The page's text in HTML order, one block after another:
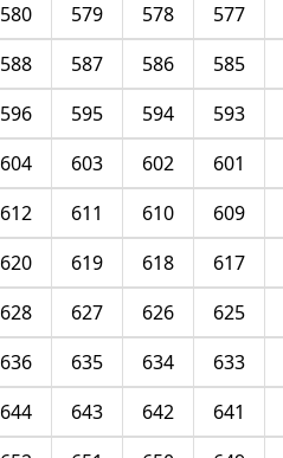
577
578
579
580
585
586
587
588
593
594
595
596
601
602
603
604
609
610
611
612
617
618
619
620
625
626
627
628
633
634
635
636
641
642
643
644